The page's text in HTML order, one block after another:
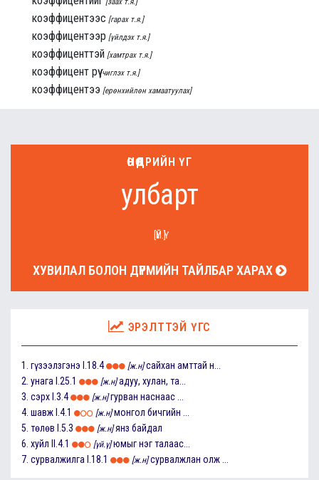
[заах т.я.]
коэффицентээс [гарах т.я.]
коэффицентээр [үйлдэх т.я.]
коэффиценттэй [хамтрах т.я.]
коэффицент рүү [чиглэх т.я.]
коэффицентээ [ерөнхийлөн хамаатуулах]
ӨНӨӨДРИЙН ҮГ
улбарт
[ҮЙ.Ү]
ХУВИЛАЛ БОЛОН ДҮРМИЙН ТАЙЛБАР ХАРАХ
ЭРЭЛТТЭЙ ҮГС
1. гүзээлзгэнэ I.18.4 [ж.н] сайхан амттай н...
2. унага I.25.1 [ж.н] адуу, хулан, та...
3. сэрх I.3.4 [ж.н] гурван наснаас ...
4. шавж I.4.1 [ж.н] монгол бичгийн ...
5. төлөв I.5.3 [ж.н] янз байдал
6. хуйл II.4.1 [үй.ү] юмыг нэг талаас...
7. сурвалжилга I.18.1 [ж.н] сурвалжлан олж ...